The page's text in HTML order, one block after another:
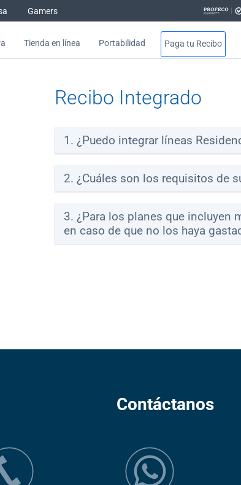
Gamers
Tienda en línea Portabilidad Paga tu Recibo
Recibo Integrado
1. ¿Puedo integrar líneas
2. ¿Cuáles son los requisitos de
3. ¿Para los planes que incluyen
en caso de que no los haya
Contáctanos